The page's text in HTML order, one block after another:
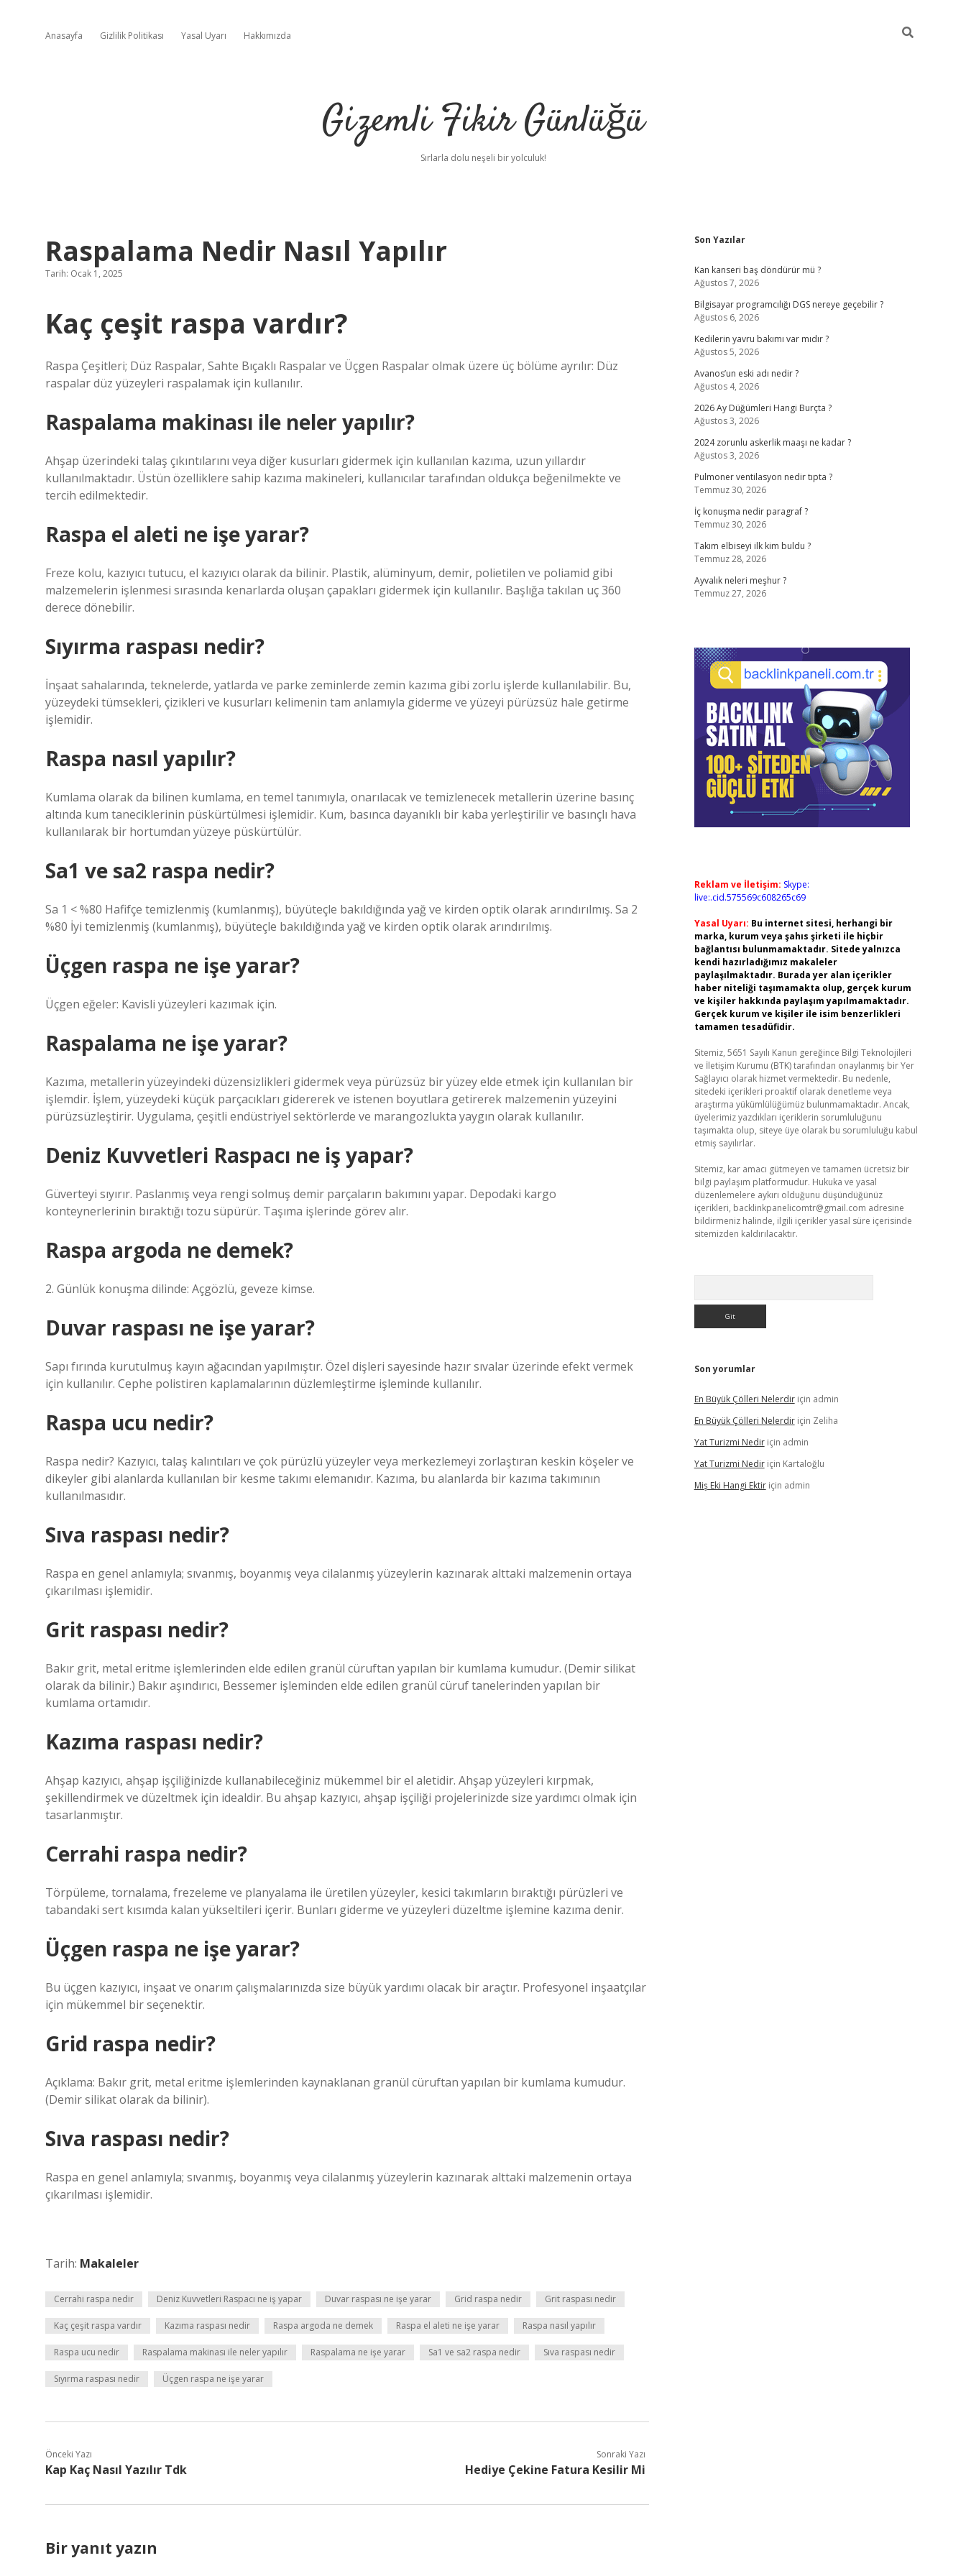
Anasayfa Gizlilik Politikası Yasal Uyarı Hakkımızda
Gizemli Fikir Günlüğü
Sırlarla dolu neşeli bir yolculuk!
Raspalama Nedir Nasıl Yapılır
Tarih: Ocak 1, 2025
Kaç çeşit raspa vardır?
Raspa Çeşitleri; Düz Raspalar, Sahte Bıçaklı Raspalar ve Üçgen Raspalar olmak üzere üç bölüme ayrılır: Düz
raspalar düz yüzeyleri raspalamak için kullanılır.
Raspalama makinası ile neler yapılır?
Ahşap üzerindeki talaş çıkıntılarını veya diğer kusurları gidermek için kullanılan kazıma, uzun yıllardır
kullanılmaktadır. Üstün özelliklere sahip kazıma makineleri, kullanıcılar tarafından oldukça beğenilmekte ve
tercih edilmektedir.
Raspa el aleti ne işe yarar?
Freze kolu, kazıyıcı tutucu, el kazıyıcı olarak da bilinir. Plastik, alüminyum, demir, polietilen ve poliamid gibi
malzemelerin işlenmesi sırasında kenarlarda oluşan çapakları gidermek için kullanılır. Başlığa takılan uç 360
derece dönebilir.
Sıyırma raspası nedir?
İnşaat sahalarında, teknelerde, yatlarda ve parke zeminlerde zemin kazıma gibi zorlu işlerde kullanılabilir. Bu,
yüzeydeki tümsekleri, çizikleri ve kusurları kelimenin tam anlamıyla giderme ve yüzeyi pürüzsüz hale getirme
işlemidir.
Raspa nasıl yapılır?
Kumlama olarak da bilinen kumlama, en temel tanımıyla, onarılacak ve temizlenecek metallerin üzerine basınç
altında kum taneciklerinin püskürtülmesi işlemidir. Kum, basınca dayanıklı bir kaba yerleştirilir ve basınçlı hava
kullanılarak bir hortumdan yüzeye püskürtülür.
Sa1 ve sa2 raspa nedir?
Sa 1 < %80 Hafifçe temizlenmiş (kumlanmış), büyüteçle bakıldığında yağ ve kirden optik olarak arındırılmış. Sa 2
%80 İyi temizlenmiş (kumlanmış), büyüteçle bakıldığında yağ ve kirden optik olarak arındırılmış.
Üçgen raspa ne işe yarar?
Üçgen eğeler: Kavisli yüzeyleri kazımak için.
Raspalama ne işe yarar?
Kazıma, metallerin yüzeyindeki düzensizlikleri gidermek veya pürüzsüz bir yüzey elde etmek için kullanılan bir
işlemdir. İşlem, yüzeydeki küçük parçacıkları gidererek ve istenen boyutlara getirerek malzemenin yüzeyini
pürüzsüzleştirir. Uygulama, çeşitli endüstriyel sektörlerde ve marangozlukta yaygın olarak kullanılır.
Deniz Kuvvetleri Raspacı ne iş yapar?
Güverteyi sıyırır. Paslanmış veya rengi solmuş demir parçaların bakımını yapar. Depodaki kargo
konteynerlerinin bıraktığı tozu süpürür. Taşıma işlerinde görev alır.
Raspa argoda ne demek?
2. Günlük konuşma dilinde: Açgözlü, geveze kimse.
Duvar raspası ne işe yarar?
Sapı fırında kurutulmuş kayın ağacından yapılmıştır. Özel dişleri sayesinde hazır sıvalar üzerinde efekt vermek
için kullanılır. Cephe polistiren kaplamalarının düzlemleştirme işleminde kullanılır.
Raspa ucu nedir?
Raspa nedir? Kazıyıcı, talaş kalıntıları ve çok pürüzlü yüzeyler veya merkezlemeyi zorlaştıran keskin köşeler ve
dikeyler gibi alanlarda kullanılan bir kesme takımı elemanıdır. Kazıma, bu alanlarda bir kazıma takımının
kullanılmasıdır.
Sıva raspası nedir?
Raspa en genel anlamıyla; sıvanmış, boyanmış veya cilalanmış yüzeylerin kazınarak alttaki malzemenin ortaya
çıkarılması işlemidir.
Grit raspası nedir?
Bakır grit, metal eritme işlemlerinden elde edilen granül cüruftan yapılan bir kumlama kumudur. (Demir silikat
olarak da bilinir.) Bakır aşındırıcı, Bessemer işleminden elde edilen granül cüruf tanelerinden yapılan bir
kumlama ortamıdır.
Kazıma raspası nedir?
Ahşap kazıyıcı, ahşap işçiliğinizde kullanabileceğiniz mükemmel bir el aletidir. Ahşap yüzeyleri kırpmak,
şekillendirmek ve düzeltmek için idealdir. Bu ahşap kazıyıcı, ahşap işçiliği projelerinizde size yardımcı olmak için
tasarlanmıştır.
Cerrahi raspa nedir?
Törpüleme, tornalama, frezeleme ve planyalama ile üretilen yüzeyler, kesici takımların bıraktığı pürüzleri ve
tabandaki sert kısımda kalan yükseltileri içerir. Bunları giderme ve yüzeyleri düzeltme işlemine kazıma denir.
Üçgen raspa ne işe yarar?
Bu üçgen kazıyıcı, inşaat ve onarım çalışmalarınızda size büyük yardımı olacak bir araçtır. Profesyonel inşaatçılar
için mükemmel bir seçenektir.
Grid raspa nedir?
Açıklama: Bakır grit, metal eritme işlemlerinden kaynaklanan granül cüruftan yapılan bir kumlama kumudur.
(Demir silikat olarak da bilinir).
Sıva raspası nedir?
Raspa en genel anlamıyla; sıvanmış, boyanmış veya cilalanmış yüzeylerin kazınarak alttaki malzemenin ortaya
çıkarılması işlemidir.
Tarih: Makaleler
Cerrahi raspa nedir Deniz Kuvvetleri Raspacı ne iş yapar Duvar raspası ne işe yarar Grid raspa nedir Grit raspası nedir
Kaç çeşit raspa vardır Kazıma raspası nedir Raspa argoda ne demek Raspa el aleti ne işe yarar Raspa nasıl yapılır
Raspa ucu nedir Raspalama makinası ile neler yapılır Raspalama ne işe yarar Sa1 ve sa2 raspa nedir Sıva raspası nedir
Sıyırma raspası nedir Üçgen raspa ne işe yarar
Önceki Yazı
Kap Kaç Nasıl Yazılır Tdk
Sonraki Yazı
Hediye Çekine Fatura Kesilir Mi
Bir yanıt yazın
Sidebar
Son Yazılar
Kan kanseri baş döndürür mü ?
Ağustos 7, 2026
Bilgisayar programcılığı DGS nereye geçebilir ?
Ağustos 6, 2026
Kedilerin yavru bakımı var mıdır ?
Ağustos 5, 2026
Avanos’un eski adı nedir ?
Ağustos 4, 2026
2026 Ay Düğümleri Hangi Burçta ?
Ağustos 3, 2026
2024 zorunlu askerlik maaşı ne kadar ?
Ağustos 3, 2026
Pulmoner ventilasyon nedir tıpta ?
Temmuz 30, 2026
İç konuşma nedir paragraf ?
Temmuz 30, 2026
Takım elbiseyi ilk kim buldu ?
Temmuz 28, 2026
Ayvalık neleri meşhur ?
Temmuz 27, 2026
Reklam ve İletişim: Skype:
live:.cid.575569c608265c69
Yasal Uyarı: Bu internet sitesi, herhangi bir
marka, kurum veya şahıs şirketi ile hiçbir
bağlantısı bulunmamaktadır. Sitede yalnızca
kendi hazırladığımız makaleler
paylaşılmaktadır. Burada yer alan içerikler
haber niteliği taşımamakta olup, gerçek kurum
ve kişiler hakkında paylaşım yapılmamaktadır.
Gerçek kurum ve kişiler ile isim benzerlikleri
tamamen tesadüfidir.
Sitemiz, 5651 Sayılı Kanun gereğince Bilgi Teknolojileri
ve İletişim Kurumu (BTK) tarafından onaylanmış bir Yer
Sağlayıcı olarak hizmet vermektedir. Bu nedenle,
sitedeki içerikleri proaktif olarak denetleme veya
araştırma yükümlülüğümüz bulunmamaktadır. Ancak,
üyelerimiz yazdıkları içeriklerin sorumluluğunu
taşımakta olup, siteye üye olarak bu sorumluluğu kabul
etmiş sayılırlar.
Sitemiz, kar amacı gütmeyen ve tamamen ücretsiz bir
bilgi paylaşım platformudur. Hukuka ve yasal
düzenlemelere aykırı olduğunu düşündüğünüz
içerikleri, backlinkpanelicomtr@gmail.com adresine
bildirmeniz halinde, ilgili içerikler yasal süre içerisinde
sitemizden kaldırılacaktır.
Son yorumlar
En Büyük Çölleri Nelerdiriçin admin
En Büyük Çölleri Nelerdiriçin Zeliha
Yat Turizmi Nediriçin admin
Yat Turizmi Nediriçin Kartaloğlu
Miş Eki Hangi Ektiriçin admin